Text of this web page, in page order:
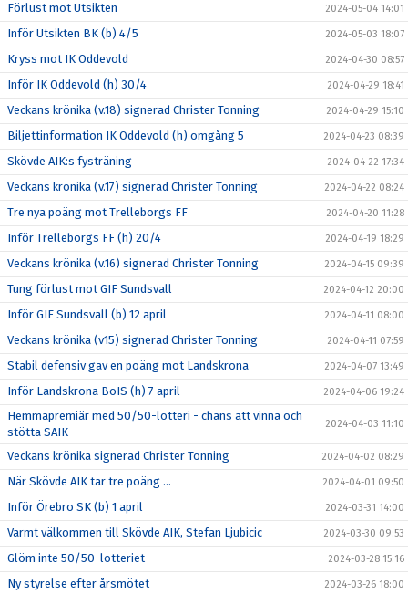
Förlust mot Utsikten 2024-05-04 14:01
Inför Utsikten BK (b) 4/5 2024-05-03 18:07
Kryss mot IK Oddevold 2024-04-30 08:57
Inför IK Oddevold (h) 30/4 2024-04-29 18:41
Veckans krönika (v.18) signerad Christer Tonning 2024-04-29 15:10
Biljettinformation IK Oddevold (h) omgång 5 2024-04-23 08:39
Skövde AIK:s fysträning 2024-04-22 17:34
Veckans krönika (v.17) signerad Christer Tonning 2024-04-22 08:24
Tre nya poäng mot Trelleborgs FF 2024-04-20 11:28
Inför Trelleborgs FF (h) 20/4 2024-04-19 18:29
Veckans krönika (v.16) signerad Christer Tonning 2024-04-15 09:39
Tung förlust mot GIF Sundsvall 2024-04-12 20:00
Inför GIF Sundsvall (b) 12 april 2024-04-11 08:00
Veckans krönika (v15) signerad Christer Tonning 2024-04-11 07:59
Stabil defensiv gav en poäng mot Landskrona 2024-04-07 13:49
Inför Landskrona BoIS (h) 7 april 2024-04-06 19:24
Hemmapremiär med 50/50-lotteri - chans att vinna och
stötta SAIK
2024-04-03 11:10
Veckans krönika signerad Christer Tonning 2024-04-02 08:29
När Skövde AIK tar tre poäng ... 2024-04-01 09:50
Inför Örebro SK (b) 1 april 2024-03-31 14:00
Varmt välkommen till Skövde AIK, Stefan Ljubicic 2024-03-30 09:53
Glöm inte 50/50-lotteriet 2024-03-28 15:16
Ny styrelse efter årsmötet 2024-03-26 18:00